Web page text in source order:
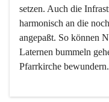
setzen. Auch die
harmonisch an die
angepaßt. So können
Laternen bummeln
Pfarrkirche bewundern.
Der Weinbau